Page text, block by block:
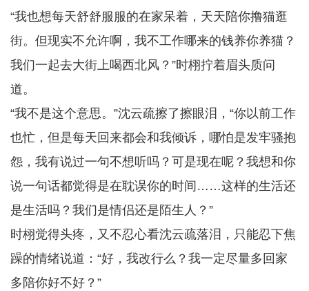
“我也想每天舒舒服服的在家呆着，天天陪你撸猫逛
街。但现实不允许啊，我不工作哪来的钱养你养猫？
我们一起去大街上喝西北风？”时栩拧着眉头质问
道。
“我不是这个意思。”沈云疏擦了擦眼泪，“你以前工作
也忙，但是每天回来都会和我倾诉，哪怕是发牢骚抱
怨，我有说过一句不想听吗？可是现在呢？我想和你
说一句话都觉得是在耽误你的时间……这样的生活还
是生活吗？我们是情侣还是陌生人？”
时栩觉得头疼，又不忍心看沈云疏落泪，只能忍下焦
躁的情绪说道：“好，我改行么？我一定尽量多回家
多陪你好不好？”